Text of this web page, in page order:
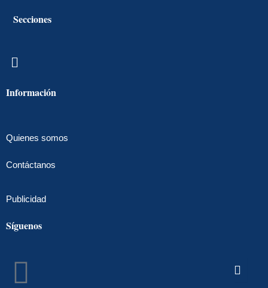
Secciones
Menú
Información
Quienes somos
Contáctanos
Publicidad
Síguenos
Facebook
Instagram